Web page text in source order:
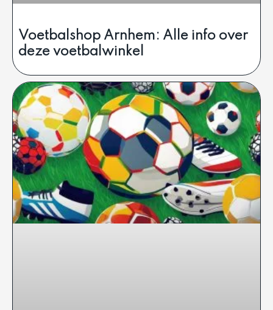
Voetbalshop Arnhem: Alle info over
deze voetbalwinkel